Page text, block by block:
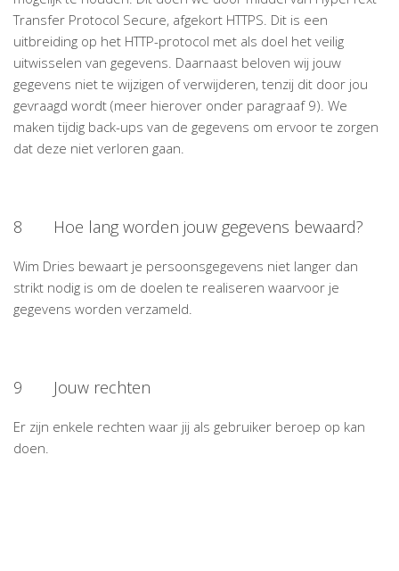
Transfer Protocol Secure, afgekort HTTPS. Dit is een
uitbreiding op het HTTP-protocol met als doel het veilig
uitwisselen van gegevens. Daarnaast beloven wij jouw
gegevens niet te wijzigen of verwijderen, tenzij dit door jou
gevraagd wordt (meer hierover onder paragraaf 9). We
maken tijdig back-ups van de gegevens om ervoor te zorgen
dat deze niet verloren gaan.
8 Hoe lang worden jouw gegevens bewaard?
Wim Dries bewaart je persoonsgegevens niet langer dan
strikt nodig is om de doelen te realiseren waarvoor je
gegevens worden verzameld.
9 Jouw rechten
Er zijn enkele rechten waar jij als gebruiker beroep op kan
doen.